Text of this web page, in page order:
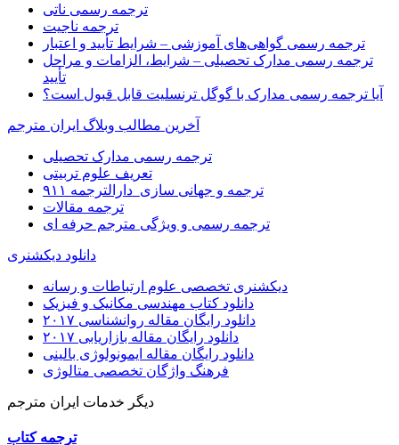
ترجمه رسمی ناتی
ترجمه ناجیت
ترجمه رسمی گواهی‌های آموزشی – شرایط تأیید و اعتبار
ترجمه رسمی مدارک تحصیلی – شرایط، الزامات و مراحل
تأیید
آیا ترجمه رسمی مدارک با گوگل ترنسلیت قابل قبول است؟
آخرین مطالب وبلاگ ایران مترجم
ترجمه رسمی مدارک تحصیلی
تعریف علوم تربیتی
ترجمه و جهانی سازی_دارالترجمه ۹۱۱
ترجمه مقالات
ترجمه رسمی و ویژگی مترجم حرفه ای
دانلود دیکشنری
دیکشنری تخصصی علوم ارتباطات و رسانه
دانلود کتاب مهندسی مکانیک و فیزیک
دانلود رایگان مقاله روانشناسی ۲۰۱۷
دانلود رایگان مقاله بازاریابی ۲۰۱۷
دانلود رایگان مقاله ایمونولوژی بالینی
فرهنگ واژگان تخصصی متالوژی
دیگر خدمات ایران مترجم
ترجمه کتاب